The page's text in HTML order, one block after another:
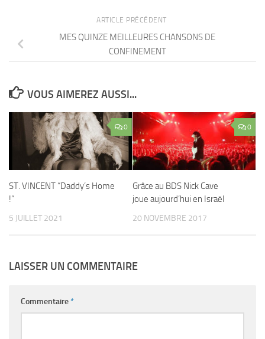
ARTICLE PRÉCÉDENT
MES QUINZE MEILLEURES CHANSONS DE
CONFINEMENT
VOUS AIMEREZ AUSSI...
0
ST. VINCENT “Daddy’s Home
!”
5 JUILLET 2021
0
Grâce au BDS Nick Cave
joue aujourd’hui en Israël
20 NOVEMBRE 2017
LAISSER UN COMMENTAIRE
Commentaire*